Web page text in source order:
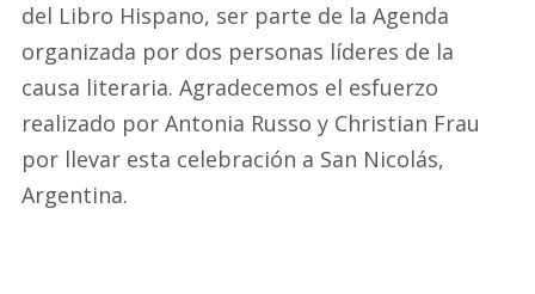
del Libro Hispano, ser parte de la Agenda
organizada por dos personas líderes de la
causa literaria. Agradecemos el esfuerzo
realizado por Antonia Russo y Christian Frau
por llevar esta celebración a San Nicolás,
Argentina.